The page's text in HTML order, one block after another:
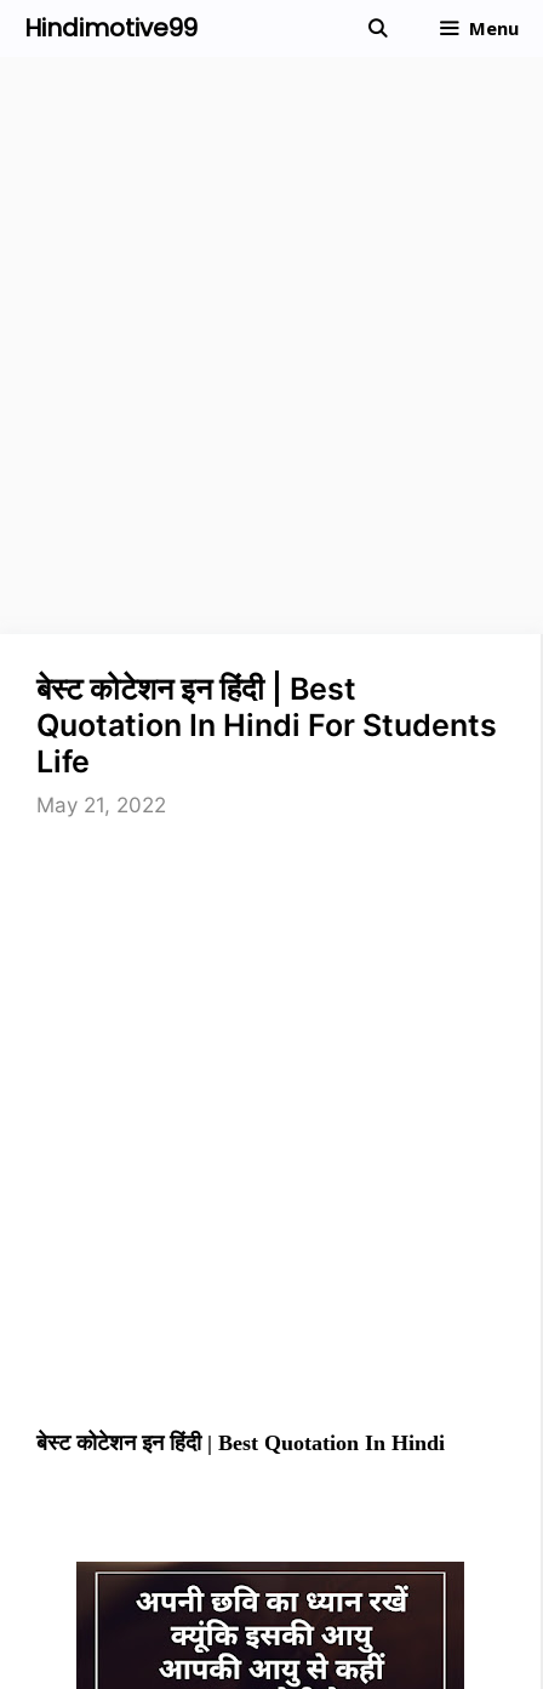
SkipHindimotive99 Menu
बेस्ट कोटेशन इन हिंदी | Best
Quotation In Hindi For Students
Life
May 21, 2022
बेस्ट कोटेशन इन हिंदी | Best Quotation In Hindi